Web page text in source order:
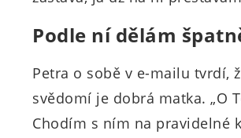
Podle ní dělám
Petra o sobě v e-mailu tvrdí,
svědomí je dobrá matka. „O
Chodím s ním na pravidelné